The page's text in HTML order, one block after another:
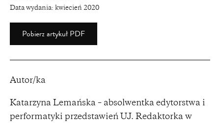
Data wydania: kwiecień 2020
Pobierz artykuł PDF
Autor/ka
Katarzyna Lemańska – absolwentka edytorstwa i
performatyki przedstawień UJ. Redaktorka w